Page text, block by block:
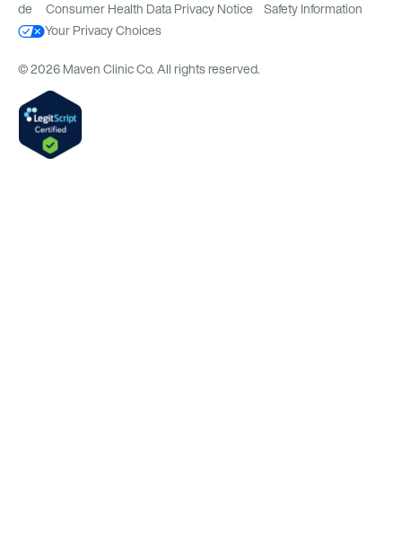
de
Consumer Health Data Privacy Notice
Safety Information
Your Privacy Choices
© 2026 Maven Clinic Co. All rights reserved.